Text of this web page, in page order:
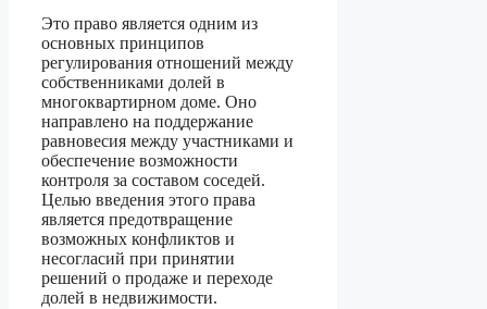
Это право является одним из
основных принципов
регулирования отношений между
собственниками долей в
многоквартирном доме. Оно
направлено на поддержание
равновесия между участниками и
обеспечение возможности
контроля за составом соседей.
Целью введения этого права
является предотвращение
возможных конфликтов и
несогласий при принятии
решений о продаже и переходе
долей в недвижимости.